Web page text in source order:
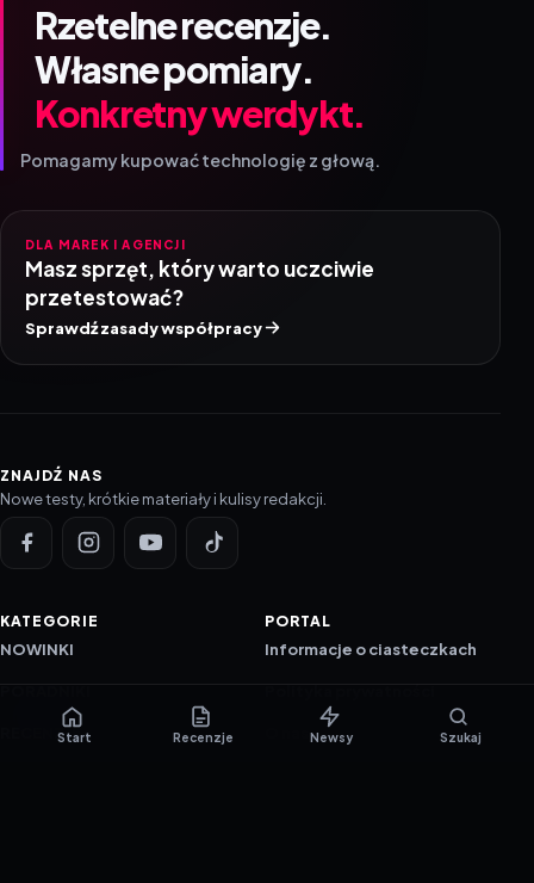
Rzetelne recenzje.
Własne pomiary.
Konkretny werdykt.
Pomagamy kupować technologię z głową.
DLA MAREK I AGENCJI
Masz sprzęt, który warto uczciwie
przetestować?
Sprawdź zasady współpracy
ZNAJDŹ NAS
Nowe testy, krótkie materiały i kulisy redakcji.
KATEGORIE
NOWINKI
RECENZJE
PORTAL
Informacje o ciasteczkach
Polityka prywatności
Start Recenzje Newsy Szukaj